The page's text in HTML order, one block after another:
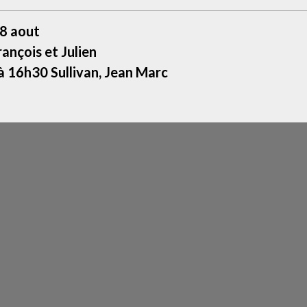
aout
et Julien
16h30 Sullivan, Jean Marc